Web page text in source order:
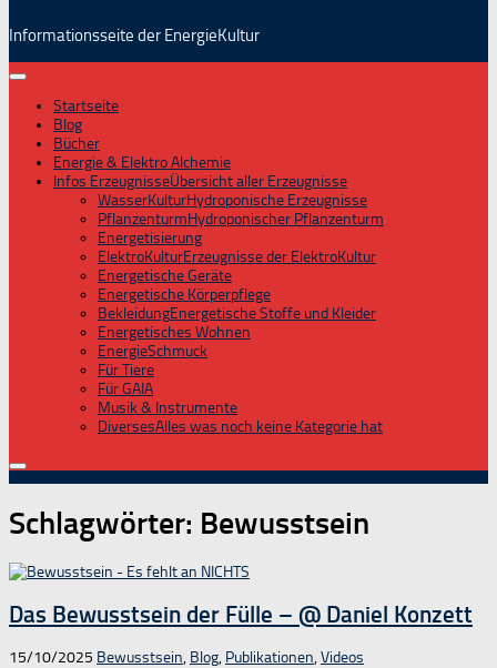
Informationsseite der EnergieKultur
Startseite
Blog
Bücher
Energie & Elektro Alchemie
Infos ErzeugnisseÜbersicht aller Erzeugnisse
WasserKulturHydroponische Erzeugnisse
PflanzenturmHydroponischer Pflanzenturm
Energetisierung
ElektroKulturErzeugnisse der ElektroKultur
Energetische Geräte
Energetische Körperpflege
BekleidungEnergetische Stoffe und Kleider
Energetisches Wohnen
EnergieSchmuck
Für Tiere
Für GAIA
Musik & Instrumente
DiversesAlles was noch keine Kategorie hat
Schlagwörter: Bewusstsein
Das Bewusstsein der Fülle – @ Daniel Konzett
15/10/2025 Bewusstsein, Blog, Publikationen,Videos